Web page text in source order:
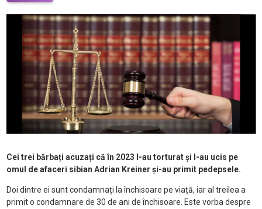
Cei trei bărbați acuzați că în 2023 l-au torturat și l-au ucis pe
omul de afaceri sibian Adrian Kreiner și-au primit pedepsele.
Doi dintre ei sunt condamnați la închisoare pe viață, iar al treilea a
primit o condamnare de 30 de ani de închisoare. Este vorba despre